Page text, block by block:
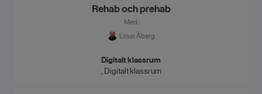
Rehab och prehab
Med:
Linus Åberg
Digitalt klassrum
, Digitalt klassrum